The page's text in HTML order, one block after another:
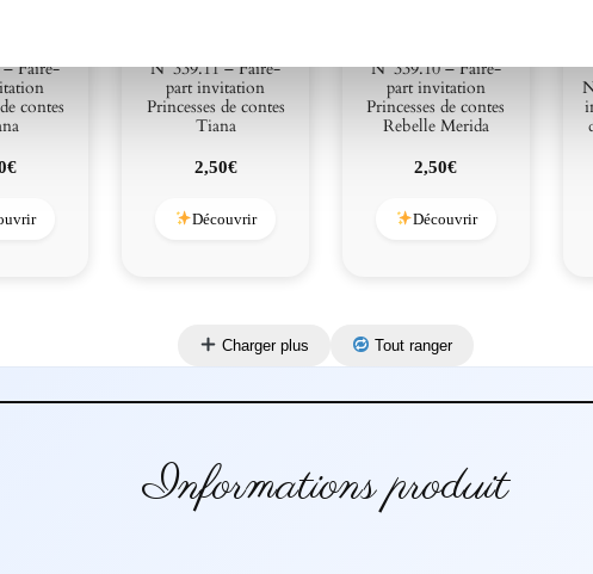
Faire-
contes
€
N°339.11 – Faire-
part invitation
Princesses de contes
Tiana
2,50€
Découvrir
N°339.10 – Faire-
part invitation
Princesses de contes
Rebelle Merida
2,50€
Découvrir
Charger plus Tout ranger
Informations produit